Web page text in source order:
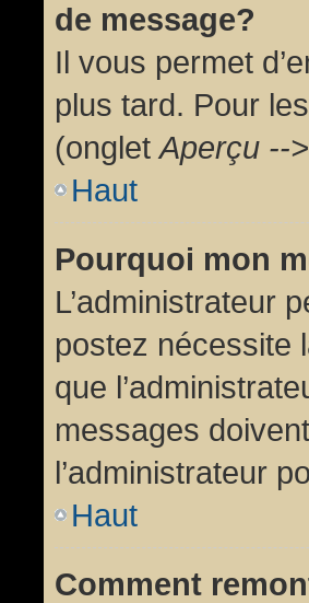
de message?
Il vous permet
plus tard. Pour
(ongletAperçu --
Haut
Pourquoi mon
L’administrateur
postez nécessite
que
messages
l’administrateur
Haut
Comment